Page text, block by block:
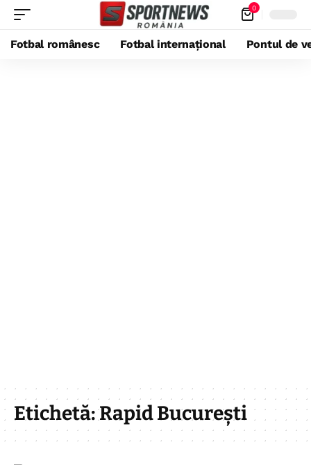
0
Fotbal românesc Fotbal internațional Pontul de
Etichetă:Rapid București